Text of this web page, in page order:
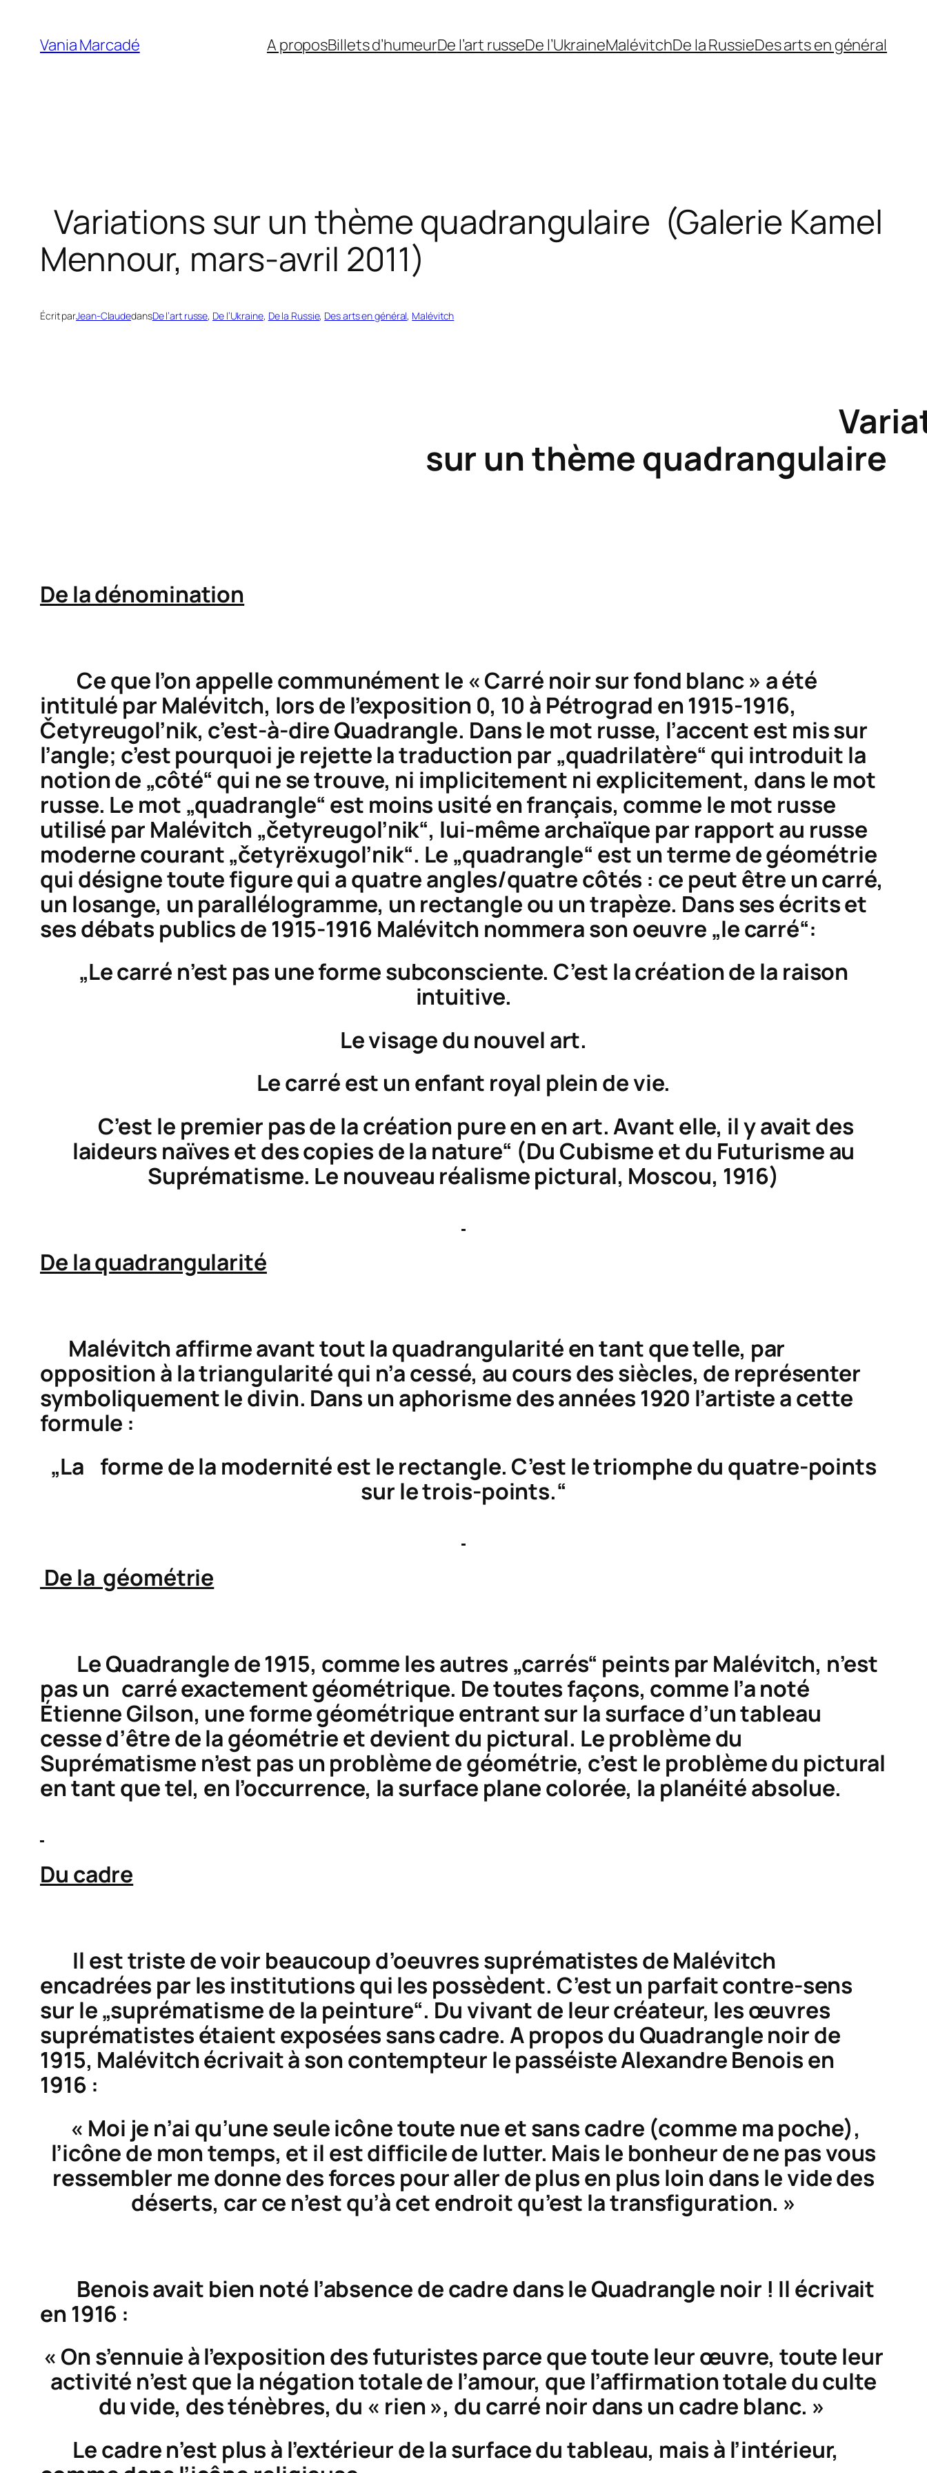
contenu
Vania Marcadé A proposBillets d’humeurDe l’art russeDe l’UkraineMalévitchDe la RussieDes arts en général
Variations sur un thème quadrangulaire (Galerie Kamel
Mennour, mars-avril 2011)
Écrit parJean-ClaudedansDe l’art russe, De l’Ukraine, De la Russie, Des arts en général, Malévitch
sur un thème quadrangulaire
De la dénomination
Ce que l’on appelle communément le « Carré noir sur fond blanc » a été
intitulé par Malévitch, lors de l’exposition 0, 10 à Pétrograd en 1915-1916,
Četyreugol’nik, c’est-à-direQuadrangle. Dans le mot russe, l’accent est mis sur
l’angle; c’est pourquoi je rejette la traduction par „quadrilatère“ qui introduit la
notion de „côté“ qui ne se trouve, ni implicitement ni explicitement, dans le mot
russe. Le mot „quadrangle“ est moins usité en français, comme le mot russe
utilisé par Malévitch „četyreugol’nik“, lui-même archaïque par rapport au russe
moderne courant „četyrёxugol’nik“. Le „quadrangle“ est un terme de géométrie
qui désigne toute figure qui a quatre angles/quatre côtés : ce peut être un carré,
un losange, un parallélogramme, un rectangle ou un trapèze. Dans ses écrits et
ses débats publics de 1915-1916 Malévitch nommera son oeuvre „le carré“:
„Le carré n’est pas une forme subconsciente. C’est la création de la raison
intuitive.
Le visage du nouvel art.
Le carré est un enfant royal plein de vie.
C’est le premier pas de la création pure en en art. Avant elle, il y avait des
laideurs naïves et des copies de la nature“ (Du Cubisme et du Futurisme au
Suprématisme. Le nouveau réalisme pictural, Moscou, 1916)
De la quadrangularité
Malévitch affirme avant tout la quadrangularité en tant que telle, par
opposition à la triangularité qui n’a cessé, au cours des siècles, de représenter
symboliquement le divin. Dans un aphorisme des années 1920 l’artiste a cette
formule :
„La forme de la modernité est le rectangle. C’est le triomphe du quatre-points
sur le trois-points.“
De la géométrie
LeQuadranglede 1915, comme les autres „carrés“ peints par Malévitch, n’est
pas un carré exactement géométrique. De toutes façons, comme l’a noté
Étienne Gilson, une forme géométrique entrant sur la surface d’un tableau
cesse d’être de la géométrie et devient du pictural. Le problème du
Suprématisme n’est pas un problème de géométrie, c’est le problème du pictural
en tant que tel, en l’occurrence, la surface plane colorée, la planéité absolue.
Du cadre
Il est triste de voir beaucoup d’oeuvres suprématistes de Malévitch
encadrées par les institutions qui les possèdent. C’est un parfait contre-sens
sur le „suprématisme de la peinture“. Du vivant de leur créateur, les œuvres
suprématistes étaient exposées sans cadre. A propos du Quadranglenoir de
1915, Malévitch écrivait à son contempteur le passéiste Alexandre Benois en
1916 :
« Moi je n’ai qu’une seule icône toute nue et sans cadre (comme ma poche),
l’icône de mon temps, et il est difficile de lutter. Mais le bonheur de ne pas vous
ressembler me donne des forces pour aller de plus en plus loin dans le vide des
déserts, car ce n’est qu’à cet endroit qu’est la transfiguration. »
Benois avait bien noté l’absence de cadre dans leQuadrangle noir ! Il écrivait
en 1916 :
« On s’ennuie à l’exposition des futuristes parce que toute leur œuvre, toute leur
activité n’est que la négation totale de l’amour, que l’affirmation totale du culte
du vide, des ténèbres, du « rien », du carré noir dans un cadre blanc. »
Le cadre n’est plus à l’extérieur de la surface du tableau, mais à l’intérieur,